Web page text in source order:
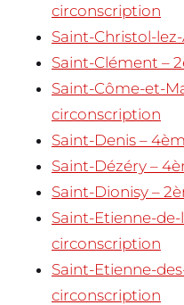
circonscription
Saint-Christol-
Saint-Clément –
Saint-Côme-et-
circonscription
Saint-Denis –
Saint-Dézéry –
Saint-Dionisy –
Saint-Etienne-de-
circonscription
Saint-Etienne-
circonscription